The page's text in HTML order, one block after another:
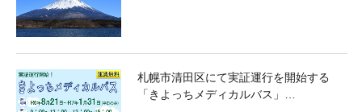
札幌市清田区にて実証運行を開始する
「きよっちメディカルバス」…